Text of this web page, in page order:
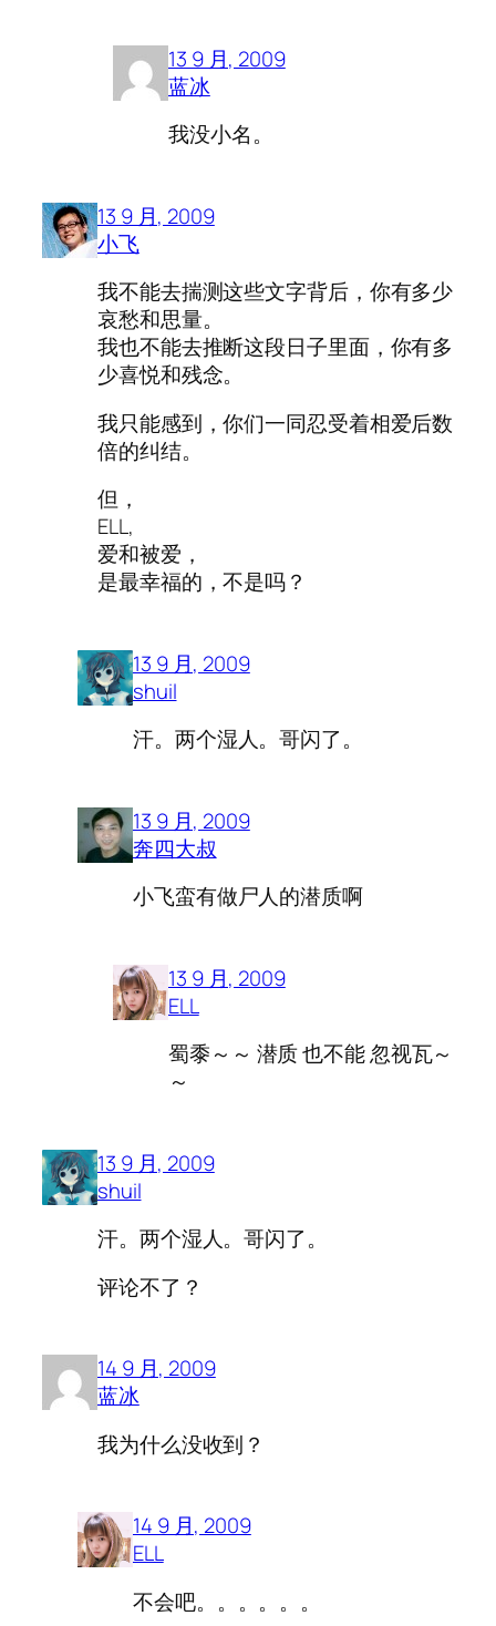
13 9 月, 2009
蓝冰
我没小名。
13 9 月, 2009
小飞
我不能去揣测这些文字背后，你有多少
哀愁和思量。
我也不能去推断这段日子里面，你有多
少喜悦和残念。
我只能感到，你们一同忍受着相爱后数
倍的纠结。
但，
ELL,
爱和被爱，
是最幸福的，不是吗？
13 9 月, 2009
shuil
汗。两个湿人。哥闪了。
13 9 月, 2009
奔四大叔
小飞蛮有做尸人的潜质啊
13 9 月, 2009
ELL
蜀黍～～ 潜质 也不能 忽视瓦～
～
13 9 月, 2009
shuil
汗。两个湿人。哥闪了。
评论不了？
14 9 月, 2009
蓝冰
我为什么没收到？
14 9 月, 2009
ELL
不会吧。。。。。。